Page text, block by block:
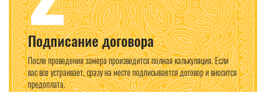
Подписание договора
После проведения замера произведится полная калькуляция. Если
вас все устраивает, сразу на месте подписывается договор и вносится
предоплата.